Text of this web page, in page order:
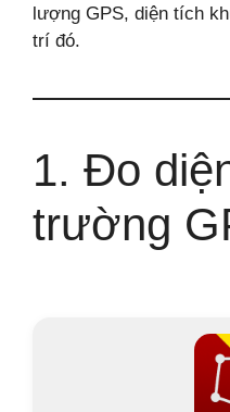
lượng GPS, diện tích
trí đó.
1. Đo
trường